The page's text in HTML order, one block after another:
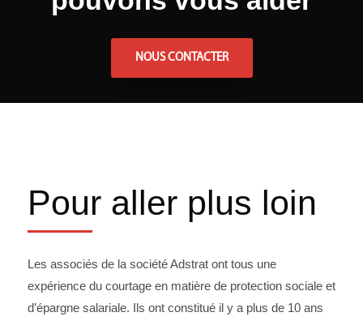
NOUS CONTACTER
Pour aller plus loin
Les associés de la société Adstrat ont tous une
expérience du courtage en matière de protection sociale et
d’épargne salariale. Ils ont constitué il y a plus de 10 ans